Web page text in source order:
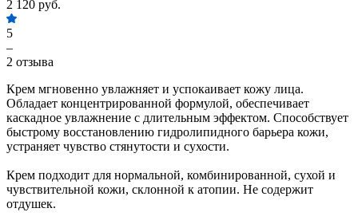
2 120 руб.
5
–
2 отзыва
Крем мгновенно увлажняет и успокаивает кожу лица.
Обладает концентрированной формулой, обеспечивает
каскадное увлажнение с длительным эффектом. Способствует
быстрому восстановлению гидролипидного барьера кожи,
устраняет чувство стянутости и сухости.
Крем подходит для нормальной, комбинированной, сухой и
чувствительной кожи, склонной к атопии. Не содержит
отдушек.